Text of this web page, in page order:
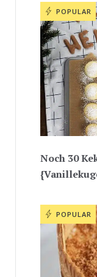
POPULAR
Noch 30
POPULAR